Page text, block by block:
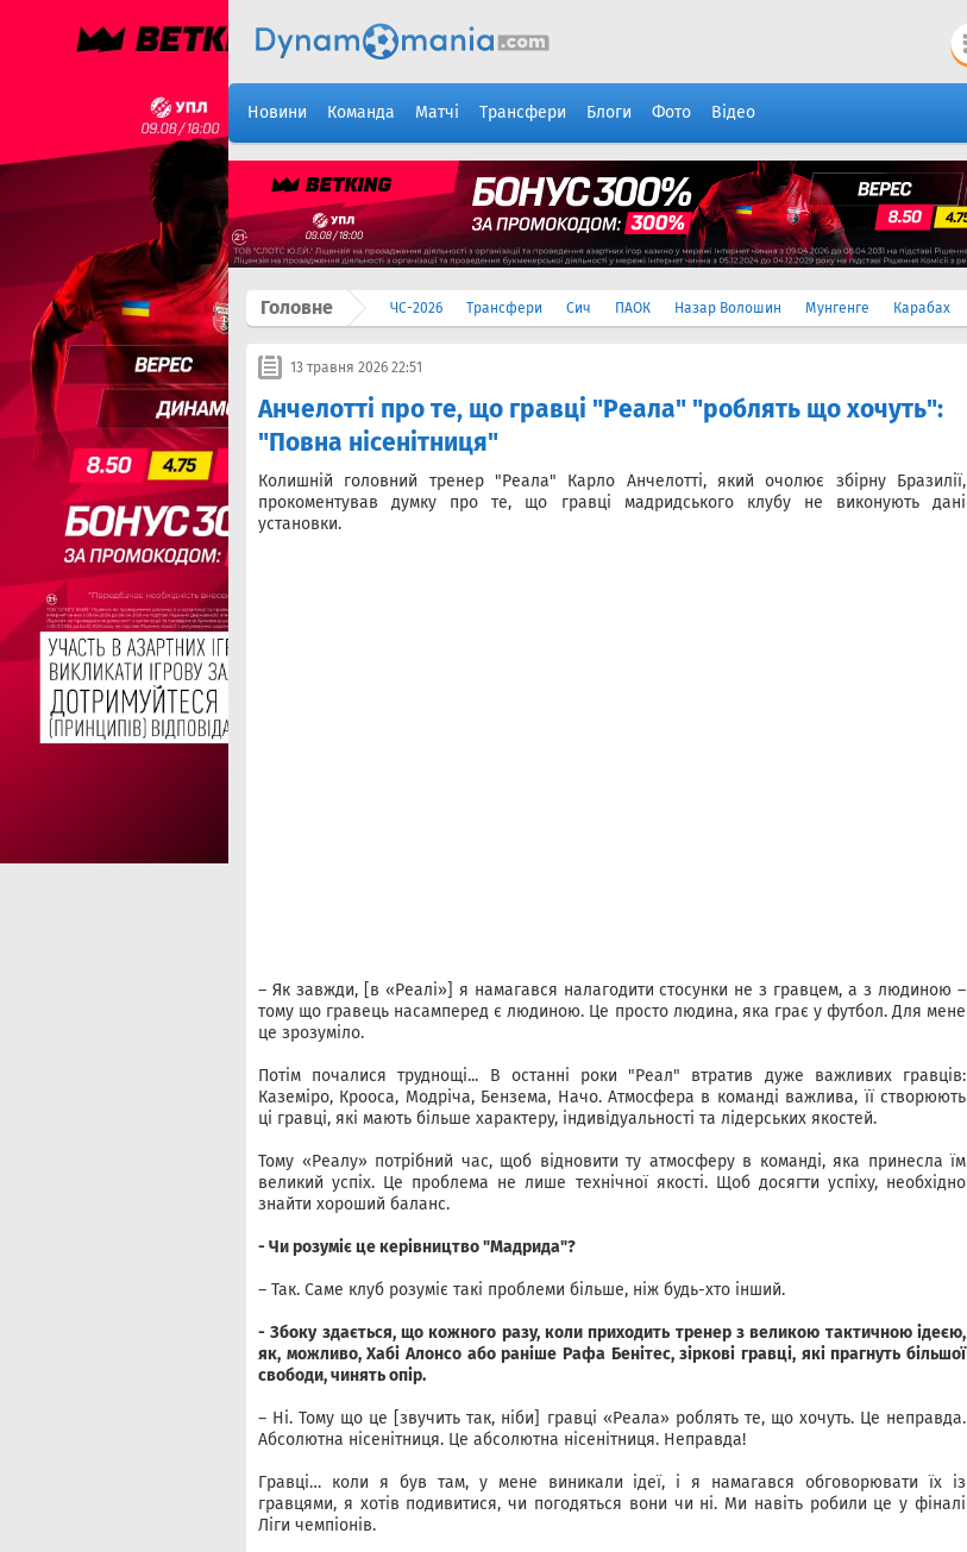
Новини Команда Матчі Трансфери Блоги Фото Відео
Головне ЧС-2026 Трансфери Сич ПАОК Назар Волошин Мунгенге Карабах
13 травня 2026 22:51
Анчелотті про те, що гравці "Реала" "роблять що хочуть":
"Повна нісенітниця"
Колишній головний тренер "Реала" Карло Анчелотті, який очолює збірну Бразилії,
прокоментував думку про те, що гравці мадридського клубу не виконують дані
установки.
– Як завжди, [в «Реалі»] я намагався налагодити стосунки не з гравцем, а з людиною –
тому що гравець насамперед є людиною. Це просто людина, яка грає у футбол. Для мене
це зрозуміло.
Потім почалися труднощі... В останні роки "Реал" втратив дуже важливих гравців:
Каземіро, Крооса, Модріча, Бензема, Начо. Атмосфера в команді важлива, її створюють
ці гравці, які мають більше характеру, індивідуальності та лідерських якостей.
Тому «Реалу» потрібний час, щоб відновити ту атмосферу в команді, яка принесла їм
великий успіх. Це проблема не лише технічної якості. Щоб досягти успіху, необхідно
знайти хороший баланс.
- Чи розуміє це керівництво "Мадрида"?
– Так. Саме клуб розуміє такі проблеми більше, ніж будь-хто інший.
- Збоку здається, що кожного разу, коли приходить тренер з великою тактичною ідеєю,
як, можливо, Хабі Алонсо або раніше Рафа Бенітес, зіркові гравці, які прагнуть більшої
свободи, чинять опір.
– Ні. Тому що це [звучить так, ніби] гравці «Реала» роблять те, що хочуть. Це неправда.
Абсолютна нісенітниця. Це абсолютна нісенітниця. Неправда!
Гравці… коли я був там, у мене виникали ідеї, і я намагався обговорювати їх із
гравцями, я хотів подивитися, чи погодяться вони чи ні. Ми навіть робили це у фіналі
Ліги чемпіонів.